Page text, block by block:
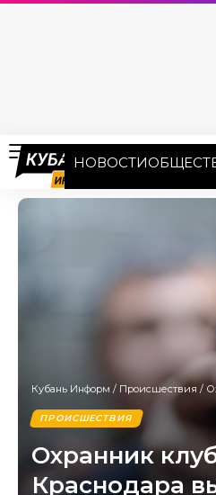
НОВОСТИ
Кубань Информ / Происшествия /
ПРОИСШЕСТВИЯ
Охранник
Краснодара